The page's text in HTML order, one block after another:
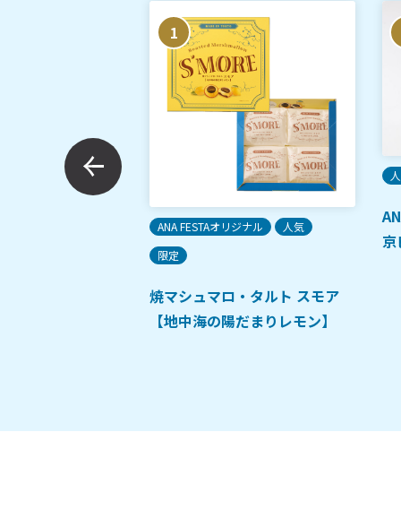
1
ANA FESTAオリジナル
人気
限定
焼マシュマロ・タルト スモア
【地中海の陽だまりレモン】
京